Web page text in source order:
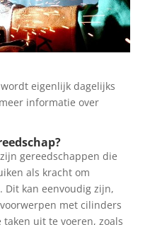
eigenlijk dagelijks
informatie over
gereedschappen die
als kracht om
Dit kan eenvoudig zijn,
met cilinders
uit te voeren, zoals